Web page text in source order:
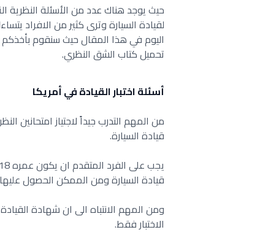
حيث يوجد هناك عدد من الأسئلة النظرية
لقيادة السيارة وترى كثير من الافراد
اليوم في هذا المقال حيث سنقوم بأخذكم
تحميل كتاب الشق النظري.
أسئلة اختبار القيادة في أمريكا
من المهم التدرب جيداً لاجتياز
قيادة السيارة.
قيادة السيارة ومن الممكن الحصول عليها في سن 17 عاماً بوجود شخص
ومن المهم الانتباه الى ان شهادة
الاختبار فقط.